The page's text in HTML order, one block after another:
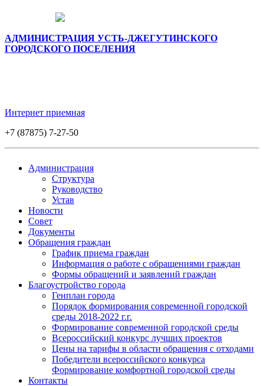
АДМИНИСТРАЦИЯ УСТЬ-ДЖЕГУТИНСКОГО
ГОРОДСКОГО ПОСЕЛЕНИЯ
Интернет приемная
+7 (87875) 7-27-50
Администрация
Структура
Руководство
Устав
Новости
Совет
Документы
Обращения граждан
График приема граждан
Информация о работе с обращениями граждан
Формы обращений и заявлений граждан
Благоустройство города
Генплан города
Порядок формирования современной городской
среды 2018-2022 г.г.
Формирование современной городской среды
Всероссийский конкурс лучших проектов
Цены на тарифы в области обращения с отходами
Победители всероссийского конкурса
Формирование комфортной городской среды
Контакты